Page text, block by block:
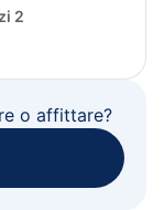
2
o affittare?